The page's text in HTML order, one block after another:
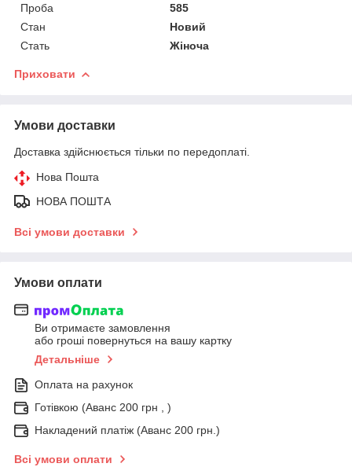
Проба
585
Стан
Новий
Стать
Жіноча
Приховати
Умови доставки
Доставка здійснюється тільки по передоплаті.
Нова Пошта
НОВА ПОШТА
Всі умови доставки
Умови оплати
Ви отримаєте замовлення
або гроші повернуться на вашу картку
Детальніше
Оплата на рахунок
Готівкою (Аванс 200 грн , )
Накладений платіж (Аванс 200 грн.)
Всі умови оплати